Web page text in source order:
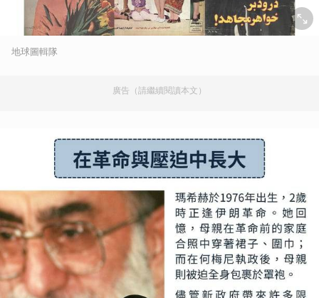
地球圖輯隊
廣告（請繼續閱讀本文）